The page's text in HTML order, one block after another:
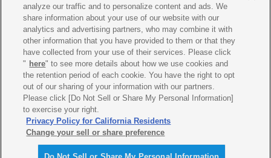
その他用品
イベント&エンターテイメント
オンラインショップ
企業情報
ご利用規約 推薦環境 プライバシーポリシー Cookie ポリシー
analyze our traffic and to personalize content and ads. We
share information about your use of our website with our
analytics and advertising partners, who may combine it with
other information that you have provided to them or that they
have collected from your use of their services. Please click
" here" to see more details about how we use cookies and
the retention period of each cookie. You have the right to opt
out of our sharing of your information with our partners.
Please click [Do Not Sell or Share My Personal Information]
to exercise your right.
Privacy Policy for California Residents
Change your sell or share preference